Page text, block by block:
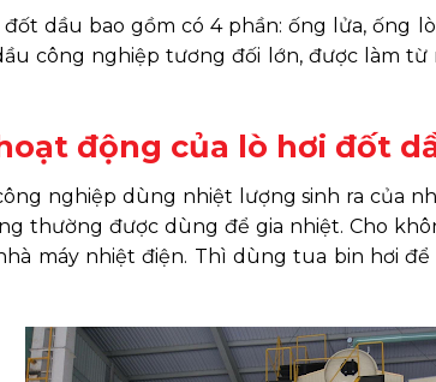
dầu bao gồm có 4 phần: ống lửa, ống
công nghiệp tương đối lớn, được làm từ
động của lò hơi đốt
nghiệp dùng nhiệt lượng sinh ra của
thường được dùng để gia nhiệt. Cho
máy nhiệt điện. Thì dùng tua bin hơi